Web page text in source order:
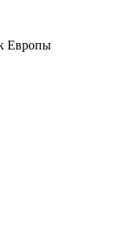
Европы